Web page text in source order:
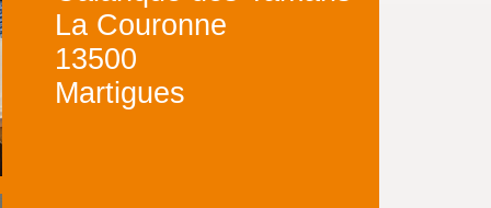
La Couronne
13500
Martigues